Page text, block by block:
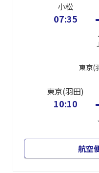
小松
07:35
東京(
東京(羽田)
10:10
航空